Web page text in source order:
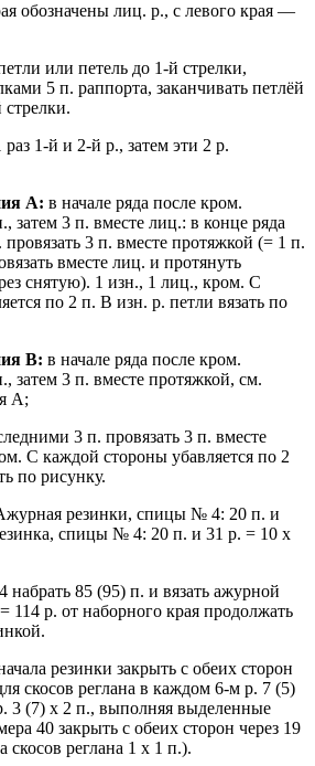
обозначены лиц. р., с левого края —
или петель до 1-й стрелки,
5 п. раппорта, заканчивать петлёй
1-й и 2-й р., затем эти 2 р.
А: в начале ряда после кром.
затем 3 п. вместе лиц.: в конце ряда
3 п. вместе протяжкой (= 1 п.
вместе лиц. и протянуть
снятую). 1 изн., 1 лиц., кром. С
по 2 п. В изн. р. петли вязать по
В: в начале ряда после кром.
затем 3 п. вместе протяжкой, см.
А;
3 п. провязать 3 п. вместе
С каждой стороны убавляется по 2
по рисунку.
резинки, спицы № 4: 20 п. и
спицы № 4: 20 п. и 31 р. = 10 х
85 (95) п. и вязать ажурной
114 р. от наборного края продолжать
резинки закрыть с обеих сторон
скосов реглана в каждом 6-м р. 7 (5)
3 (7) х 2 п., выполняя выделенные
40 закрыть с обеих сторон через 19
скосов реглана 1 х 1 п.).